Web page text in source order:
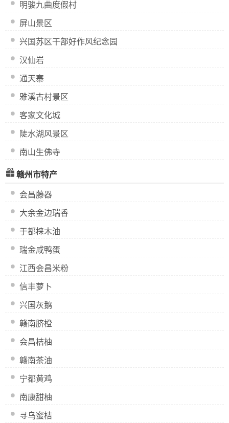
明骏九曲度假村
屏山景区
兴国苏区干部好作风纪念园
汉仙岩
通天寨
雅溪古村景区
客家文化城
陡水湖风景区
南山生佛寺
赣州市特产
会昌藤器
大余金边瑞香
于都梾木油
瑞金咸鸭蛋
江西会昌米粉
信丰萝卜
兴国灰鹅
赣南脐橙
会昌桔柚
赣南茶油
宁都黄鸡
南康甜柚
寻乌蜜桔